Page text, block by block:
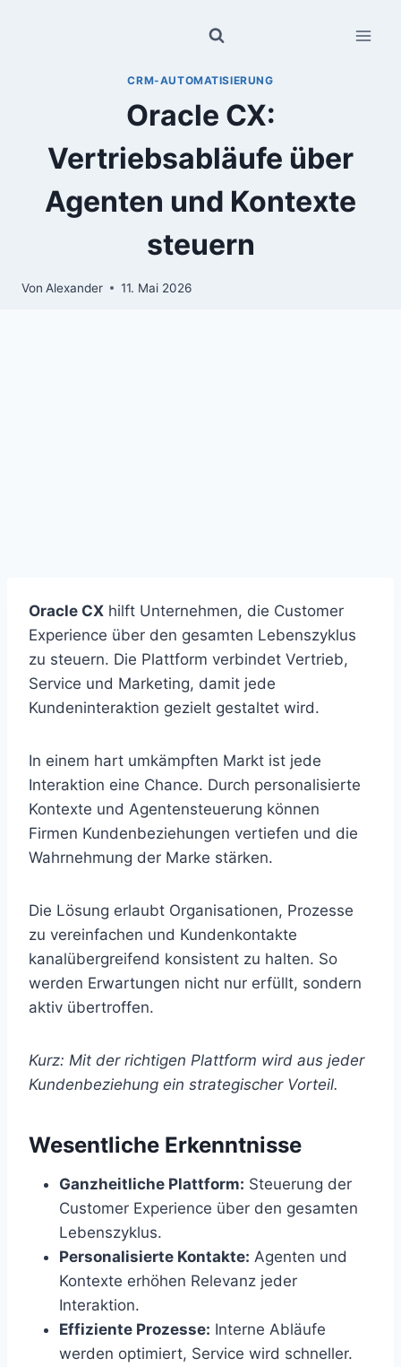
CRM-AUTOMATISIERUNG
Oracle CX:
Vertriebsabläufe über
Agenten und Kontexte
steuern
Von Alexander 11. Mai 2026
Oracle CX hilft Unternehmen, die Customer
Experience über den gesamten Lebenszyklus
zu steuern. Die Plattform verbindet Vertrieb,
Service und Marketing, damit jede
Kundeninteraktion gezielt gestaltet wird.
In einem hart umkämpften Markt ist jede
Interaktion eine Chance. Durch personalisierte
Kontexte und Agentensteuerung können
Firmen Kundenbeziehungen vertiefen und die
Wahrnehmung der Marke stärken.
Die Lösung erlaubt Organisationen, Prozesse
zu vereinfachen und Kundenkontakte
kanalübergreifend konsistent zu halten. So
werden Erwartungen nicht nur erfüllt, sondern
aktiv übertroffen.
Kurz: Mit der richtigen Plattform wird aus jeder
Kundenbeziehung ein strategischer Vorteil.
Wesentliche Erkenntnisse
Ganzheitliche Plattform: Steuerung der
Customer Experience über den gesamten
Lebenszyklus.
Personalisierte Kontakte: Agenten und
Kontexte erhöhen Relevanz jeder
Interaktion.
Effiziente Prozesse: Interne Abläufe
werden optimiert, Service wird schneller.